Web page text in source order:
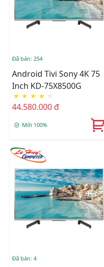
Đã bán: 254
Android Tivi Sony 4K 75
Inch KD-75X8500G
★ ★ ★ ★ ☆
44.580.000 đ
Mới 100%
Đã bán: 4